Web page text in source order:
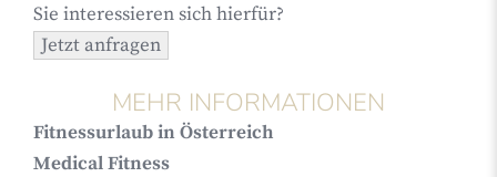
Sie interessieren sich hierfür?
MEHR INFORMATIONEN
Fitnessurlaub in Österreich
Medical Fitness